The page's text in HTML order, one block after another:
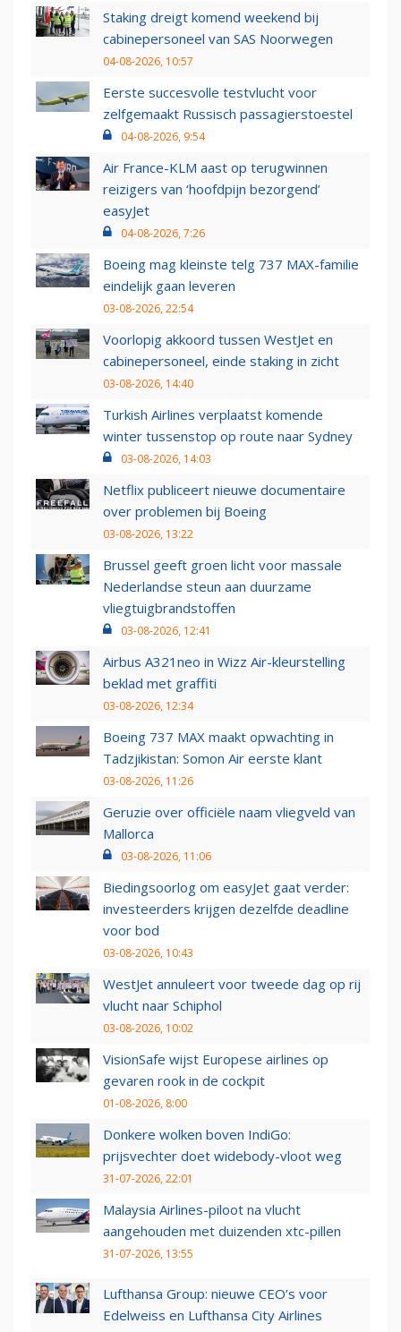
Staking dreigt komend weekend bij
cabinepersoneel van SAS Noorwegen
04-08-2026, 10:57
Eerste succesvolle testvlucht voor
zelfgemaakt Russisch passagierstoestel
04-08-2026, 9:54
Air France-KLM aast op terugwinnen
reizigers van ‘hoofdpijn bezorgend’
easyJet
04-08-2026, 7:26
Boeing mag kleinste telg 737 MAX-familie
eindelijk gaan leveren
03-08-2026, 22:54
Voorlopig akkoord tussen WestJet en
cabinepersoneel, einde staking in zicht
03-08-2026, 14:40
Turkish Airlines verplaatst komende
winter tussenstop op route naar Sydney
03-08-2026, 14:03
Netflix publiceert nieuwe documentaire
over problemen bij Boeing
03-08-2026, 13:22
Brussel geeft groen licht voor massale
Nederlandse steun aan duurzame
vliegtuigbrandstoffen
03-08-2026, 12:41
Airbus A321neo in Wizz Air-kleurstelling
beklad met graffiti
03-08-2026, 12:34
Boeing 737 MAX maakt opwachting in
Tadzjikistan: Somon Air eerste klant
03-08-2026, 11:26
Geruzie over officiële naam vliegveld van
Mallorca
03-08-2026, 11:06
Biedingsoorlog om easyJet gaat verder:
investeerders krijgen dezelfde deadline
voor bod
03-08-2026, 10:43
WestJet annuleert voor tweede dag op rij
vlucht naar Schiphol
03-08-2026, 10:02
VisionSafe wijst Europese airlines op
gevaren rook in de cockpit
01-08-2026, 8:00
Donkere wolken boven IndiGo:
prijsvechter doet widebody-vloot weg
31-07-2026, 22:01
Malaysia Airlines-piloot na vlucht
aangehouden met duizenden xtc-pillen
31-07-2026, 13:55
Lufthansa Group: nieuwe CEO’s voor
Edelweiss en Lufthansa City Airlines